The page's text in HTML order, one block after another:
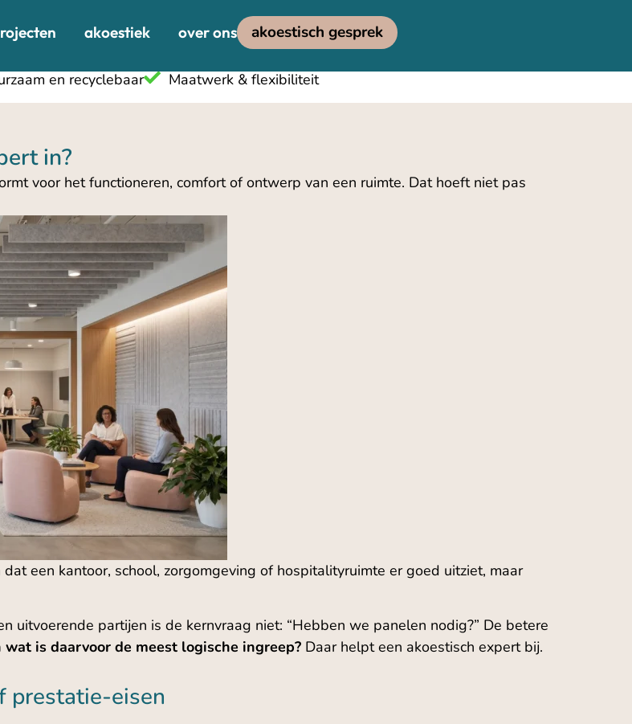
akoestiek over ons akoestisch gesprek
en recyclebaar Maatwerk & flexibiliteit
in?
voor het functioneren, comfort of ontwerp van een ruimte. Dat hoeft niet pas
een kantoor, school, zorgomgeving of hospitalityruimte er goed uitziet, maar
uitvoerende partijen is de kernvraag niet: “Hebben we panelen nodig?” De betere
is daarvoor de meest logische ingreep? Daar helpt een akoestisch expert bij.
prestatie-eisen